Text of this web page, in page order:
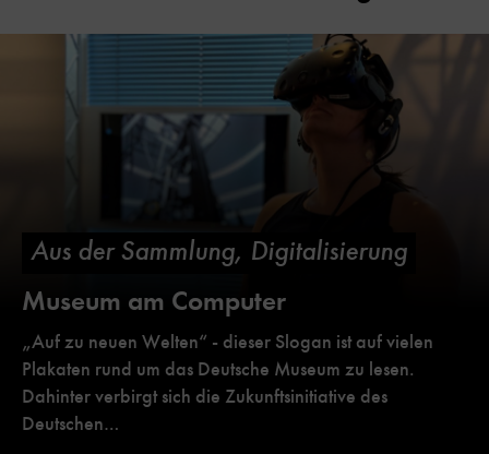
Aus der Sammlung, Digitalisierung
Museum am Computer
„Auf zu neuen Welten“ - dieser Slogan ist auf vielen
Plakaten rund um das Deutsche Museum zu lesen.
Dahinter verbirgt sich die Zukunftsinitiative des
Deutschen…